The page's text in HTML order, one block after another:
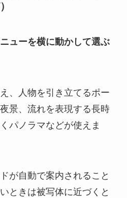
ューを横に動かして選ぶ
、人物を引き立てるポー
景、流れを表現する長時
パノラマなどが使えま
が自動で案内されること
ときは被写体に近づくと